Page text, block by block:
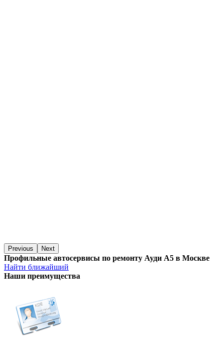
Previous Next
Профильные автосервисы по ремонту Ауди А5 в Москве
Найти ближайший
Наши преимущества